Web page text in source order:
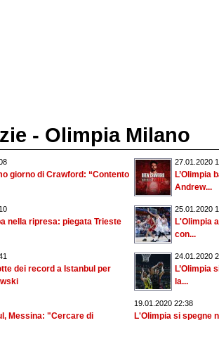
- Olimpia Milano
giorno di Crawford: “Contento
27.01.2020
L’Olimpia
Andrew...
nella ripresa: piegata Trieste
25.01.2020
L'Olimpia
con...
dei record a Istanbul per
24.01.2020
L’Olimpia
la...
Messina: "Cercare di
19.01.2020 22:38
L'Olimpia si spegne